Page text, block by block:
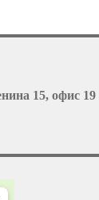
15, офис 19